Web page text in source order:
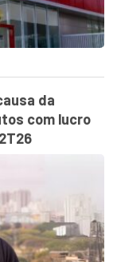
da
com lucro